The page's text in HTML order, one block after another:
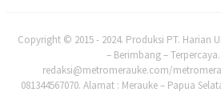
Copyright © 2015 - 2024. Produksi PT. Harian
– Berimbang –
redaksi@metromerauke.com/
081344567070. Alamat : Merauke – Papua